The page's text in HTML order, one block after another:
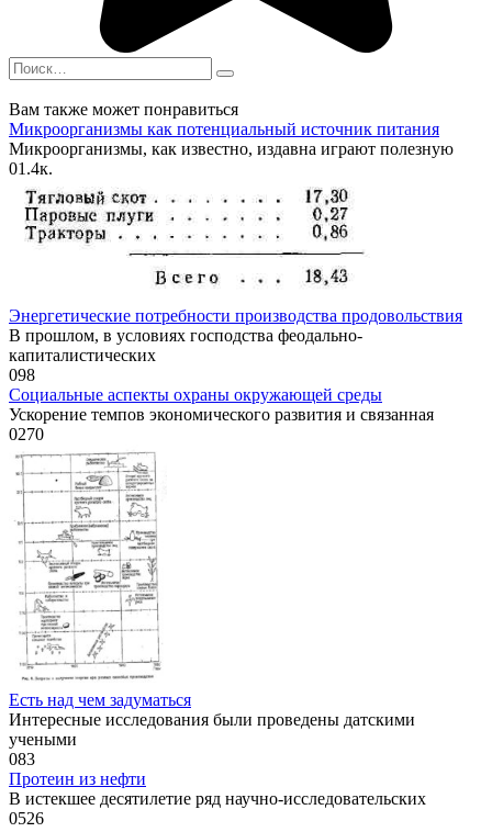
Search
for:
Вам также может понравиться
Микроорганизмы как потенциальный источник питания
Микроорганизмы, как известно, издавна играют полезную
01.4к.
Энергетические потребности производства продовольствия
В прошлом, в условиях господства феодально-
капиталистических
098
Социальные аспекты охраны окружающей среды
Ускорение темпов экономического развития и связанная
0270
Есть над чем задуматься
Интересные исследования были проведены датскими
учеными
083
Протеин из нефти
В истекшее десятилетие ряд научно-исследовательских
0526